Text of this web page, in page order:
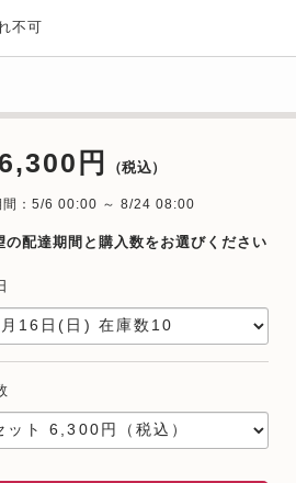
不可
6,300円 （税込）
間：5/6 00:00 ～ 8/24 08:00
の配達期間と購入数をお選びください